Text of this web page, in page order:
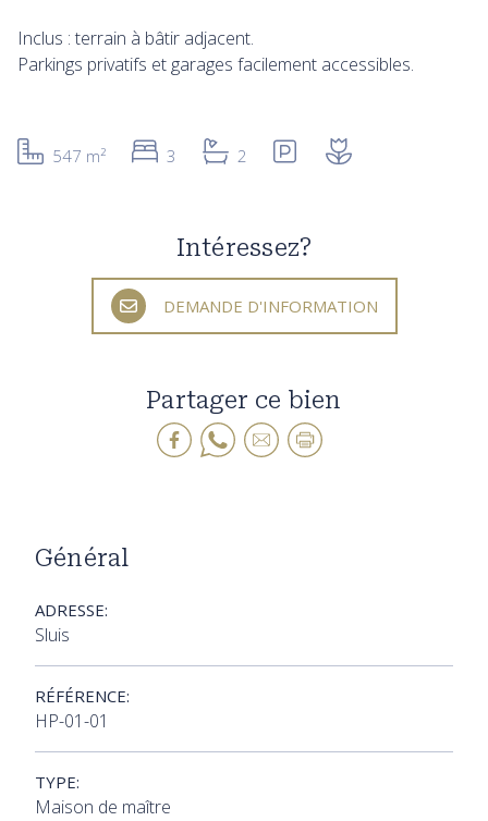
Inclus : terrain à bâtir adjacent.
Parkings privatifs et garages facilement accessibles.
547 m² 3 2
Intéressez?
DEMANDE D'INFORMATION
Partager ce bien
Général
ADRESSE:
Sluis
RÉFÉRENCE:
HP-01-01
TYPE:
Maison de maître